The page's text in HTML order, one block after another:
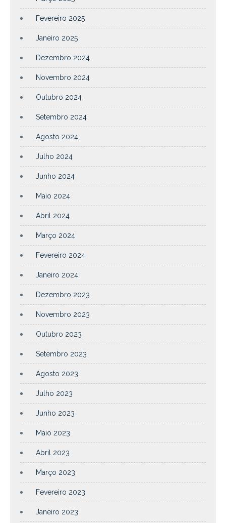
Fevereiro 2025
Janeiro 2025
Dezembro 2024
Novembro 2024
Outubro 2024
Setembro 2024
Agosto 2024
Julho 2024
Junho 2024
Maio 2024
Abril 2024
Março 2024
Fevereiro 2024
Janeiro 2024
Dezembro 2023
Novembro 2023
Outubro 2023
Setembro 2023
Agosto 2023
Julho 2023
Junho 2023
Maio 2023
Abril 2023
Março 2023
Fevereiro 2023
Janeiro 2023